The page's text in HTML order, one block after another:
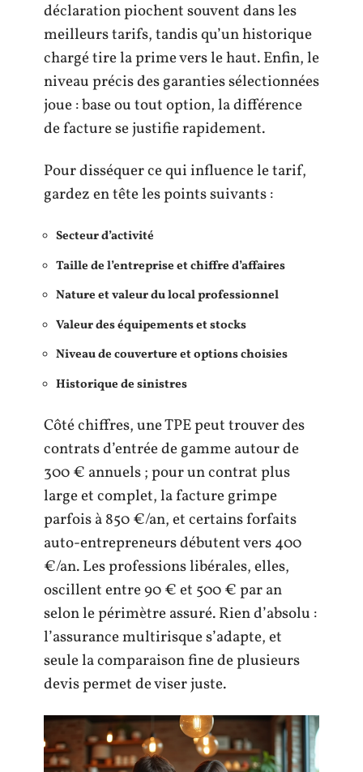
déclaration piochent souvent dans les
meilleurs tarifs, tandis qu’un historique
chargé tire la prime vers le haut. Enfin, le
niveau précis des garanties sélectionnées
joue : base ou tout option, la différence
de facture se justifie rapidement.
Pour disséquer ce qui influence le tarif,
gardez en tête les points suivants :
Secteur d’activité
Taille de l’entreprise et chiffre d’affaires
Nature et valeur du local professionnel
Valeur des équipements et stocks
Niveau de couverture et options choisies
Historique de sinistres
Côté chiffres, une TPE peut trouver des
contrats d’entrée de gamme autour de
300 € annuels ; pour un contrat plus
large et complet, la facture grimpe
parfois à 850 €/an, et certains forfaits
auto-entrepreneurs débutent vers 400
€/an. Les professions libérales, elles,
oscillent entre 90 € et 500 € par an
selon le périmètre assuré. Rien d’absolu :
l’assurance multirisque s’adapte, et
seule la comparaison fine de plusieurs
devis permet de viser juste.